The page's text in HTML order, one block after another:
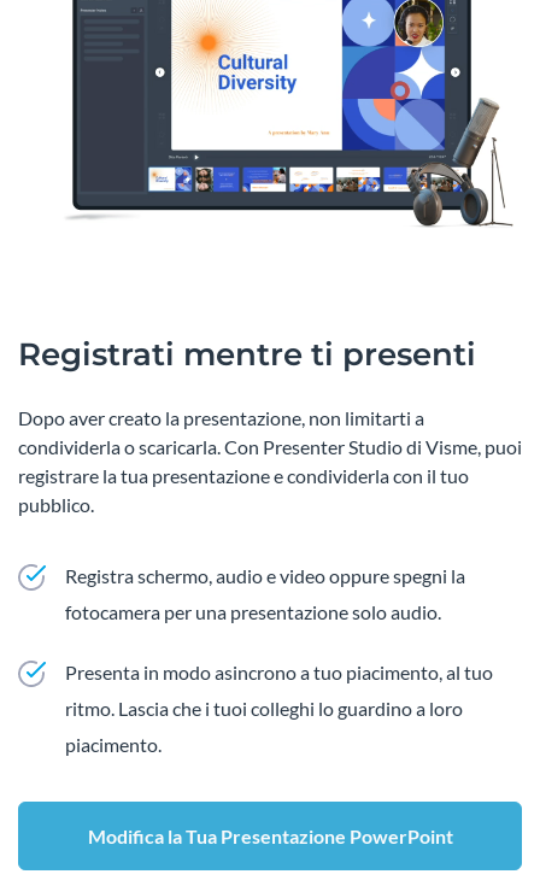
Registrati mentre ti presenti
Dopo aver creato la presentazione, non limitarti a
condividerla o scaricarla. Con Presenter Studio di Visme, puoi
registrare la tua presentazione e condividerla con il tuo
pubblico.
Registra schermo, audio e video oppure spegni la
fotocamera per una presentazione solo audio.
Presenta in modo asincrono a tuo piacimento, al tuo
ritmo. Lascia che i tuoi colleghi lo guardino a loro
piacimento.
Modifica la Tua Presentazione PowerPoint